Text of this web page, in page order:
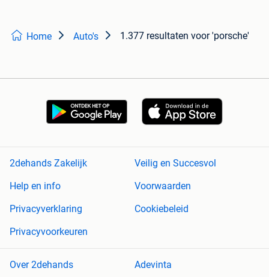
Home Auto's 1.377 resultaten voor 'porsche'
2dehands Zakelijk
Veilig en Succesvol
Help en info
Voorwaarden
Privacyverklaring
Cookiebeleid
Privacyvoorkeuren
Over 2dehands Adevinta